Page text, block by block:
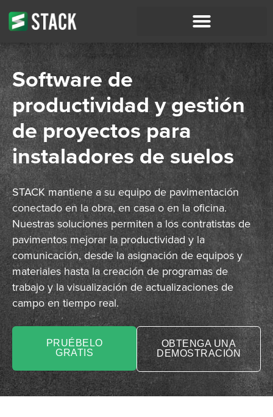
Software de
productividad y gestión
de proyectos para
instaladores de suelos
STACK mantiene a su equipo de pavimentación
conectado en la obra, en casa o en la oficina.
Nuestras soluciones permiten a los contratistas de
pavimentos mejorar la productividad y la
comunicación, desde la asignación de equipos y
materiales hasta la creación de programas de
trabajo y la visualización de actualizaciones de
campo en tiempo real.
PRUÉBELO
GRATIS
OBTENGA UNA
DEMOSTRACIÓN